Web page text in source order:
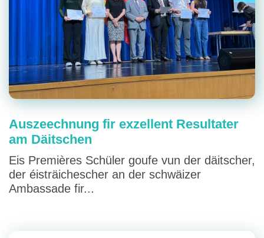
Auszeechnung fir exzellent Resultater
am Däitschen
Eis Premières Schüler goufe vun der däitscher,
der éisträichescher an der schwäizer
Ambassade fir...